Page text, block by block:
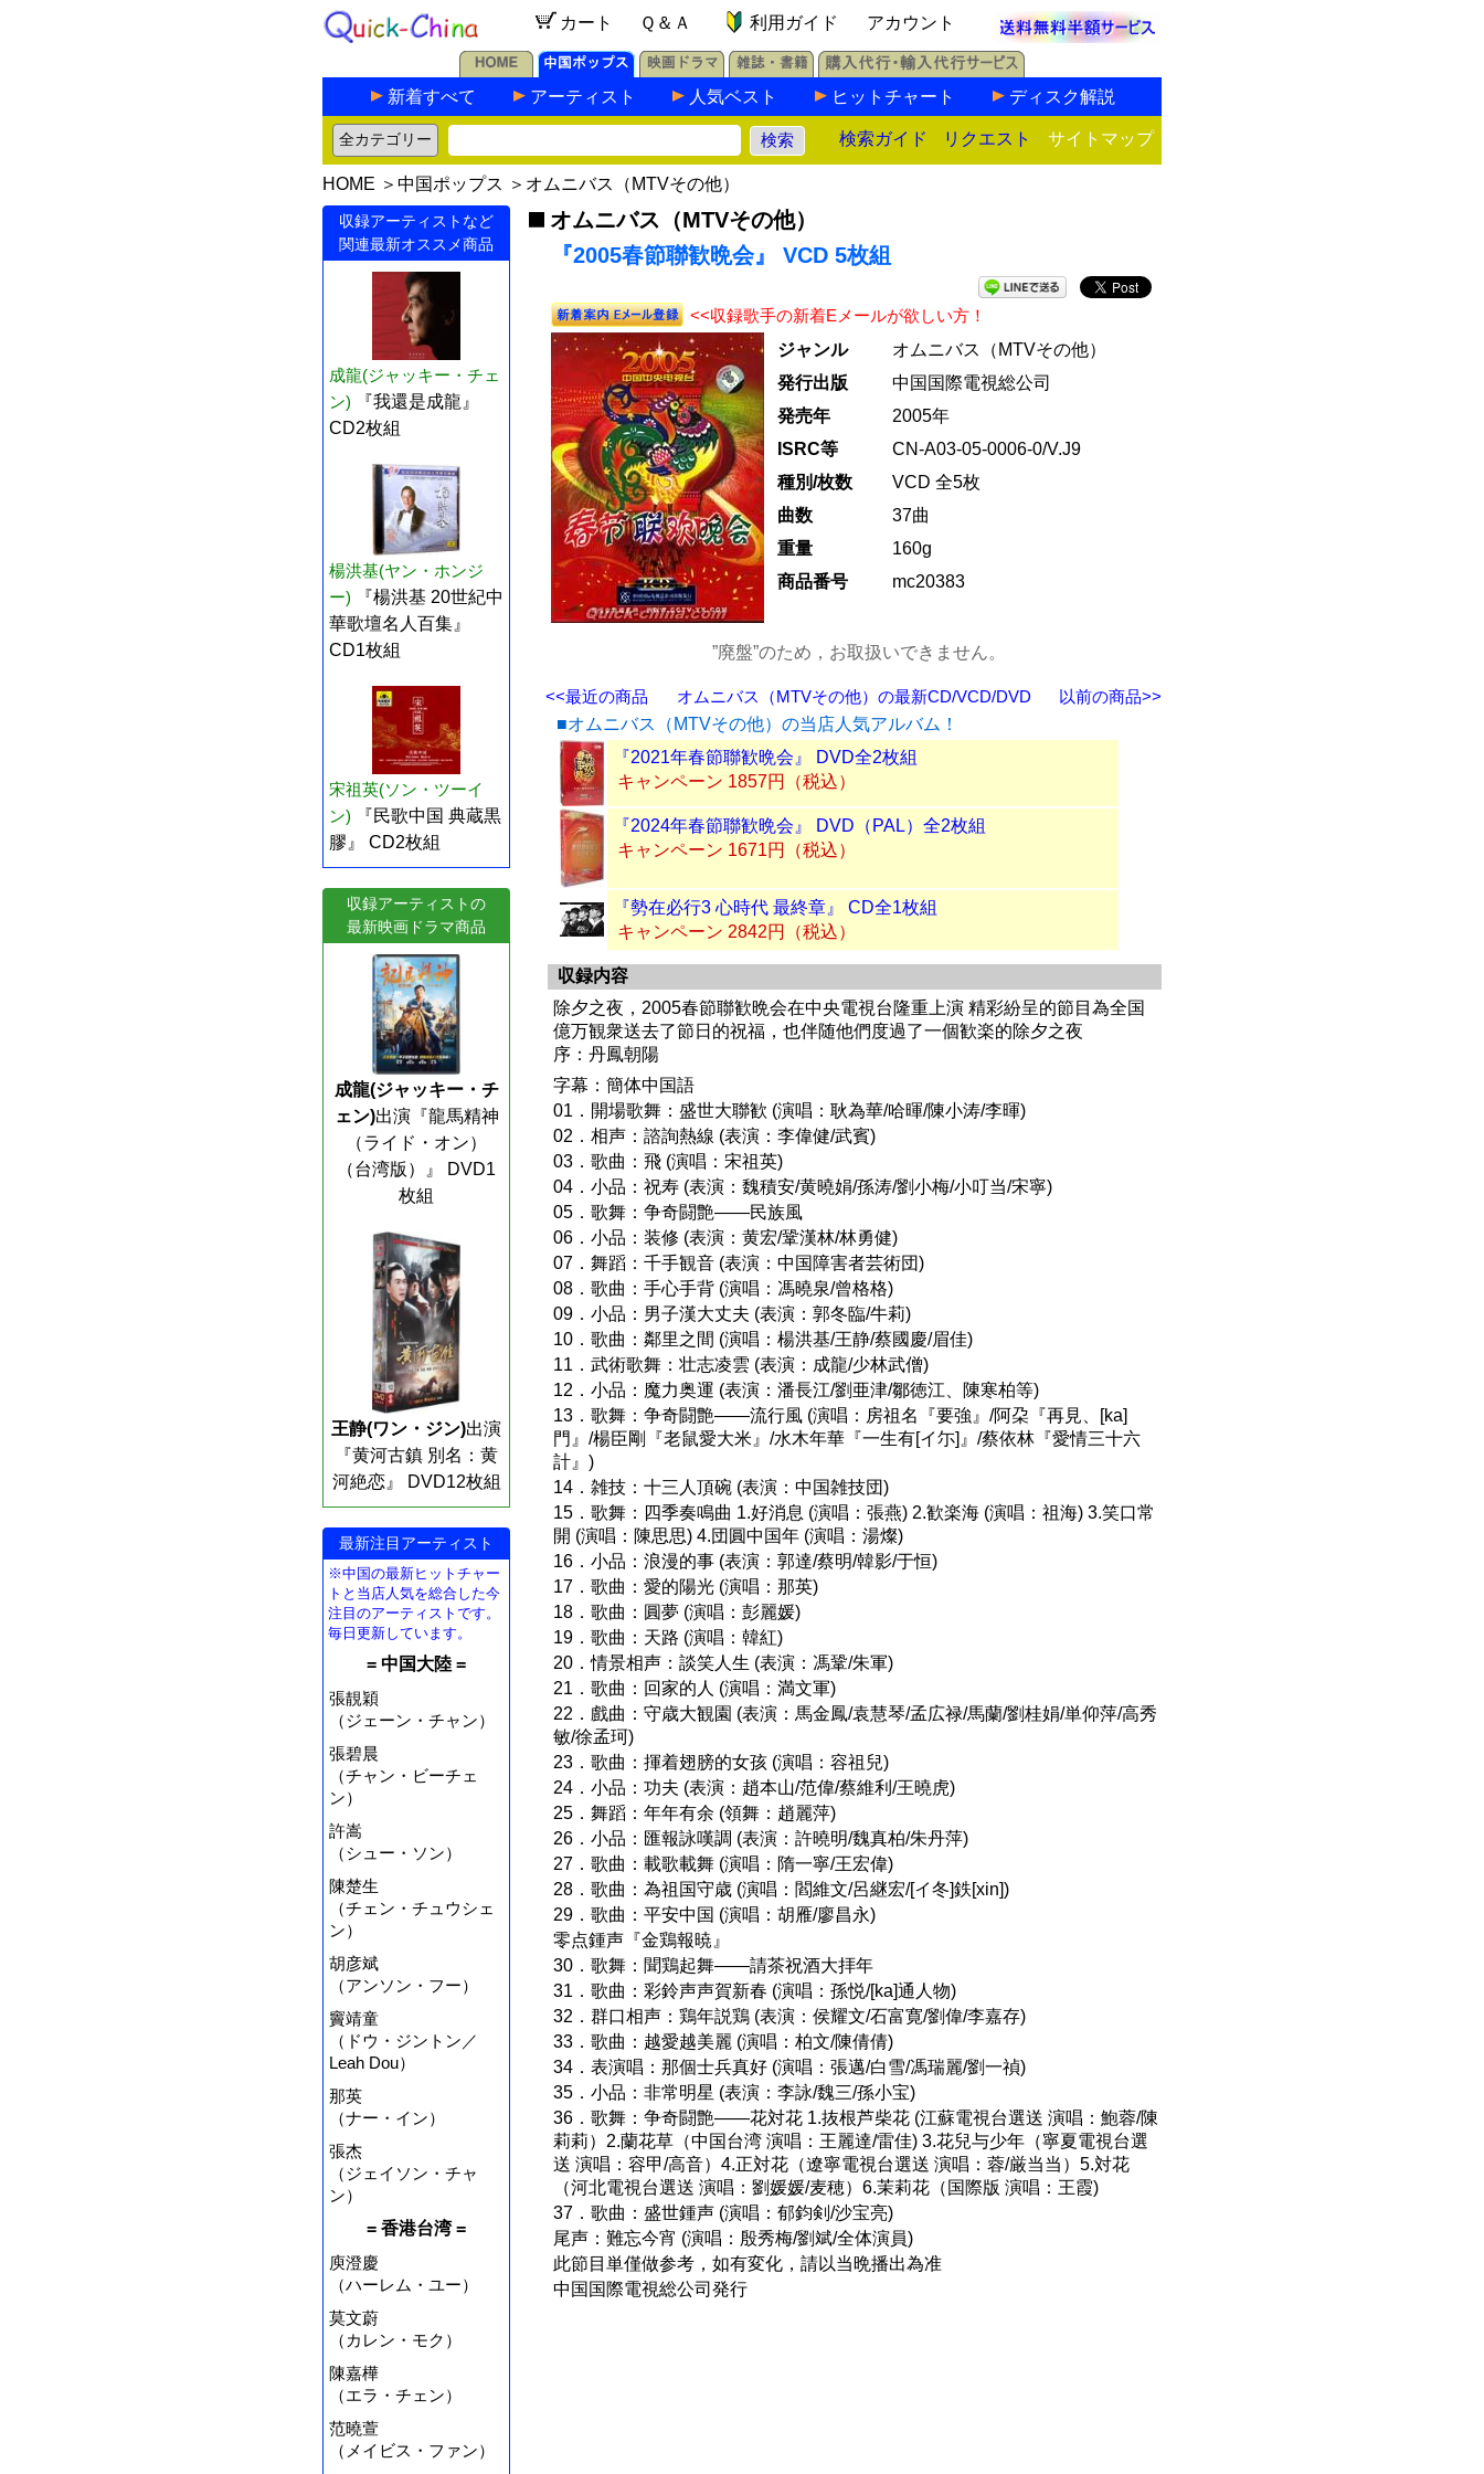
カート Ｑ＆Ａ 利用ガイド アカウント
新着すべて アーティスト 人気ベスト ヒットチャート ディスク解説
検索ガイド リクエスト サイトマップ
HOME ＞ 中国ポップス ＞ オムニバス（MTVその他）
収録アーティストなど
関連最新オススメ商品
成龍(ジャッキー・チェ
ン)
『我還是成龍』
CD2枚組
楊洪基(ヤン・ホンジ
ー)
『楊洪基 20世紀中
華歌壇名人百集』
CD1枚組
宋祖英(ソン・ツーイ
ン)
『民歌中国 典蔵黒
膠』 CD2枚組
収録アーティストの
最新映画ドラマ商品
成龍(ジャッキー・チ
ェン)出演『龍馬精神
（ライド・オン）
（台湾版）』 DVD1
枚組
王静(ワン・ジン)出演
『黄河古鎮 別名：黄
河絶恋』 DVD12枚組
最新注目アーティスト
※中国の最新ヒットチャー
トと当店人気を総合した今
注目のアーティストです。
毎日更新しています。
= 中国大陸 =
張靚穎
（ジェーン・チャン）
張碧晨
（チャン・ビーチェ
ン）
許嵩
（シュー・ソン）
陳楚生
（チェン・チュウシェ
ン）
胡彦斌
（アンソン・フー）
竇靖童
（ドウ・ジントン／
Leah Dou）
那英
（ナー・イン）
張杰
（ジェイソン・チャ
ン）
= 香港台湾 =
庾澄慶
（ハーレム・ユー）
莫文蔚
（カレン・モク）
陳嘉樺
（エラ・チェン）
范曉萱
（メイビス・ファン）
オムニバス（MTVその他）
『2005春節聯歓晩会』 VCD 5枚組
<<収録歌手の新着Eメールが欲しい方！
ジャンル
オムニバス（MTVその他）
発行出版
中国国際電視総公司
発売年
2005年
ISRC等
CN-A03-05-0006-0/V.J9
種別/枚数
VCD 全5枚
曲数
37曲
重量
160g
商品番号
mc20383
”廃盤”のため，お取扱いできません。
<<最近の商品 以前の商品>>
オムニバス（MTVその他）の最新CD/VCD/DVD
■オムニバス（MTVその他）の当店人気アルバム！
『2021年春節聯歓晩会』 DVD全2枚組
キャンペーン 1857円（税込）
『2024年春節聯歓晩会』 DVD（PAL）全2枚組
キャンペーン 1671円（税込）
『勢在必行3 心時代 最終章』 CD全1枚組
キャンペーン 2842円（税込）
収録内容
除夕之夜，2005春節聯歓晩会在中央電視台隆重上演 精彩紛呈的節目為全国
億万観衆送去了節日的祝福，也伴随他們度過了一個歓楽的除夕之夜
序：丹鳳朝陽
字幕：簡体中国語
01．開場歌舞：盛世大聯歓 (演唱：耿為華/哈暉/陳小涛/李暉)
02．相声：諮詢熱線 (表演：李偉健/武賓)
03．歌曲：飛 (演唱：宋祖英)
04．小品：祝寿 (表演：魏積安/黄曉娟/孫涛/劉小梅/小叮当/宋寧)
05．歌舞：争奇闘艶――民族風
06．小品：装修 (表演：黄宏/鞏漢林/林勇健)
07．舞蹈：千手観音 (表演：中国障害者芸術団)
08．歌曲：手心手背 (演唱：馮曉泉/曾格格)
09．小品：男子漢大丈夫 (表演：郭冬臨/牛莉)
10．歌曲：鄰里之間 (演唱：楊洪基/王静/蔡國慶/眉佳)
11．武術歌舞：壮志凌雲 (表演：成龍/少林武僧)
12．小品：魔力奥運 (表演：潘長江/劉亜津/鄒徳江、陳寒柏等)
13．歌舞：争奇闘艶――流行風 (演唱：房祖名『要強』/阿朶『再見、[ka]
門』/楊臣剛『老鼠愛大米』/水木年華『一生有[イ尓]』/蔡依林『愛情三十六
計』)
14．雑技：十三人頂碗 (表演：中国雑技団)
15．歌舞：四季奏鳴曲 1.好消息 (演唱：張燕) 2.歓楽海 (演唱：祖海) 3.笑口常
開 (演唱：陳思思) 4.団圓中国年 (演唱：湯燦)
16．小品：浪漫的事 (表演：郭達/蔡明/韓影/于恒)
17．歌曲：愛的陽光 (演唱：那英)
18．歌曲：圓夢 (演唱：彭麗媛)
19．歌曲：天路 (演唱：韓紅)
20．情景相声：談笑人生 (表演：馮鞏/朱軍)
21．歌曲：回家的人 (演唱：満文軍)
22．戲曲：守歳大観園 (表演：馬金鳳/袁慧琴/孟広禄/馬蘭/劉桂娟/単仰萍/高秀
敏/徐孟珂)
23．歌曲：揮着翅膀的女孩 (演唱：容祖兒)
24．小品：功夫 (表演：趙本山/范偉/蔡維利/王曉虎)
25．舞蹈：年年有余 (領舞：趙麗萍)
26．小品：匯報詠嘆調 (表演：許曉明/魏真柏/朱丹萍)
27．歌曲：載歌載舞 (演唱：隋一寧/王宏偉)
28．歌曲：為祖国守歳 (演唱：閻維文/呂継宏/[イ冬]鉄[xin])
29．歌曲：平安中国 (演唱：胡雁/廖昌永)
零点鍾声『金鶏報暁』
30．歌舞：聞鶏起舞――請茶祝酒大拝年
31．歌曲：彩鈴声声賀新春 (演唱：孫悦/[ka]通人物)
32．群口相声：鶏年説鶏 (表演：侯耀文/石富寛/劉偉/李嘉存)
33．歌曲：越愛越美麗 (演唱：柏文/陳倩倩)
34．表演唱：那個士兵真好 (演唱：張邁/白雪/馮瑞麗/劉一禎)
35．小品：非常明星 (表演：李詠/魏三/孫小宝)
36．歌舞：争奇闘艶――花対花 1.抜根芦柴花 (江蘇電視台選送 演唱：鮑蓉/陳
莉莉）2.蘭花草（中国台湾 演唱：王麗達/雷佳) 3.花兒与少年（寧夏電視台選
送 演唱：容甲/高音）4.正対花（遼寧電視台選送 演唱：蓉/厳当当）5.対花
（河北電視台選送 演唱：劉媛媛/麦穂）6.茉莉花（国際版 演唱：王霞)
37．歌曲：盛世鍾声 (演唱：郁鈞剣/沙宝亮)
尾声：難忘今宵 (演唱：殷秀梅/劉斌/全体演員)
此節目単僅做参考，如有変化，請以当晩播出為准
中国国際電視総公司発行